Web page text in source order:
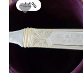
-44%